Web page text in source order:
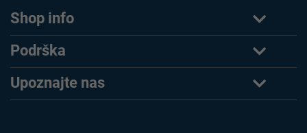
Shop info
Podrška
Upoznajte nas